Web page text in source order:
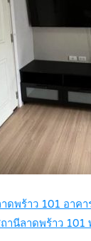
ดพร้าว 101 อาค
านีลาดพร้าว 101